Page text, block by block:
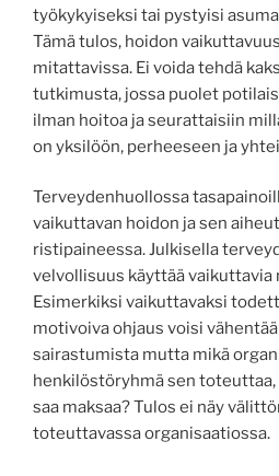
työkykyiseksi tai pystyisi
Tämä tulos, hoidon
mitattavissa. Ei voida tehdä
tutkimusta, jossa puolet
ilman hoitoa ja seurattaisiin
on yksilöön, perheeseen ja
Terveydenhuollossa
vaikuttavan hoidon ja sen
ristipaineessa. Julkisella
velvollisuus käyttää vaikuttavia
Esimerkiksi vaikuttavaksi
motivoiva ohjaus voisi
sairastumista mutta mikä
henkilöstöryhmä sen toteuttaa,
saa maksaa? Tulos ei näy
toteuttavassa organisaatiossa.